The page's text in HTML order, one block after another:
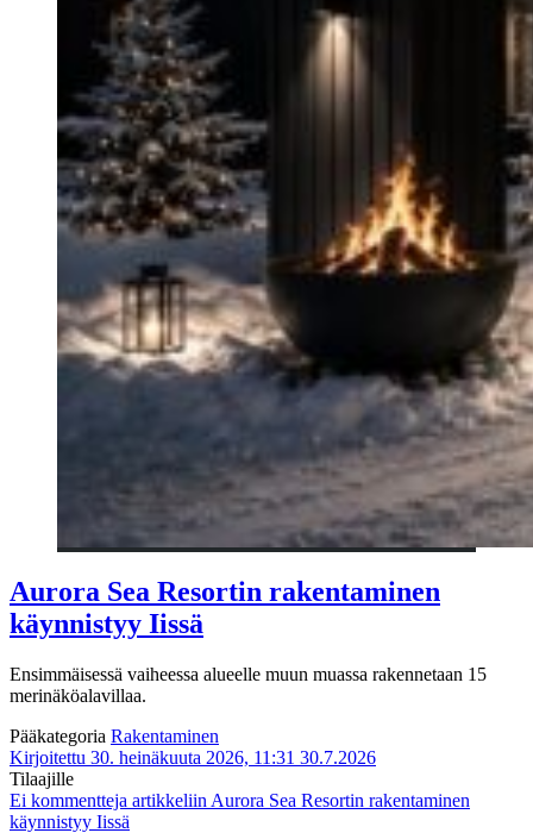
Aurora Sea Resortin rakentaminen
käynnistyy Iissä
Ensimmäisessä vaiheessa alueelle muun muassa rakennetaan 15
merinäköalavillaa.
Pääkategoria Rakentaminen
Kirjoitettu 30. heinäkuuta 2026, 11:31 30.7.2026
Tilaajille
Ei kommentteja artikkeliin Aurora Sea Resortin rakentaminen
käynnistyy Iissä